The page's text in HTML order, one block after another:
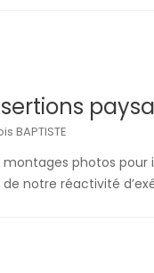
BAPTISTE
photos
notre réactivité